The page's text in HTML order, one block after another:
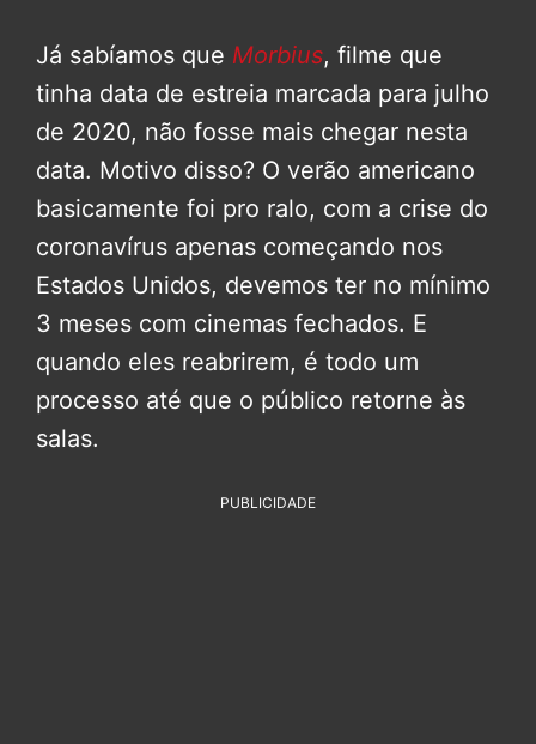
Já sabíamos que Morbius, filme que
tinha data de estreia marcada para julho
de 2020, não fosse mais chegar nesta
data. Motivo disso? O verão americano
basicamente foi pro ralo, com a crise do
coronavírus apenas começando nos
Estados Unidos, devemos ter no mínimo
3 meses com cinemas fechados. E
quando eles reabrirem, é todo um
processo até que o público retorne às
salas.
PUBLICIDADE